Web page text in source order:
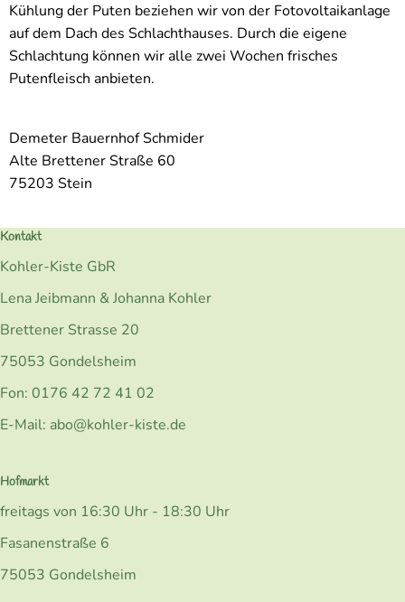
Kühlung der Puten beziehen wir von der Fotovoltaikanlage
auf dem Dach des Schlachthauses. Durch die eigene
Schlachtung können wir alle zwei Wochen frisches
Putenfleisch anbieten.
Demeter Bauernhof Schmider
Alte Brettener Straße 60
75203 Stein
Kontakt
Kohler-Kiste GbR
Lena Jeibmann & Johanna Kohler
Brettener Strasse 20
75053 Gondelsheim
Fon: 0176 42 72 41 02
E-Mail: abo@kohler-kiste.de
Hofmarkt
freitags von 16:30 Uhr - 18:30 Uhr
Fasanenstraße 6
75053 Gondelsheim